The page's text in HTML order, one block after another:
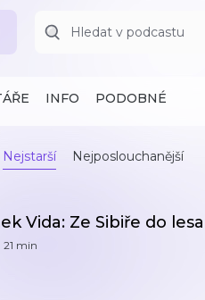
INFO PODOBNÉ
Nejstarší Nejposlouchanější
Vida: Ze Sibiře do lesa
21 min